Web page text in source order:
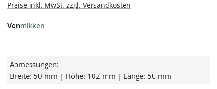
Preise inkl. MwSt. zzgl. Versandkosten
Vonmikken
Abmessungen:
Breite: 50 mm | Höhe: 102 mm | Länge: 50 mm